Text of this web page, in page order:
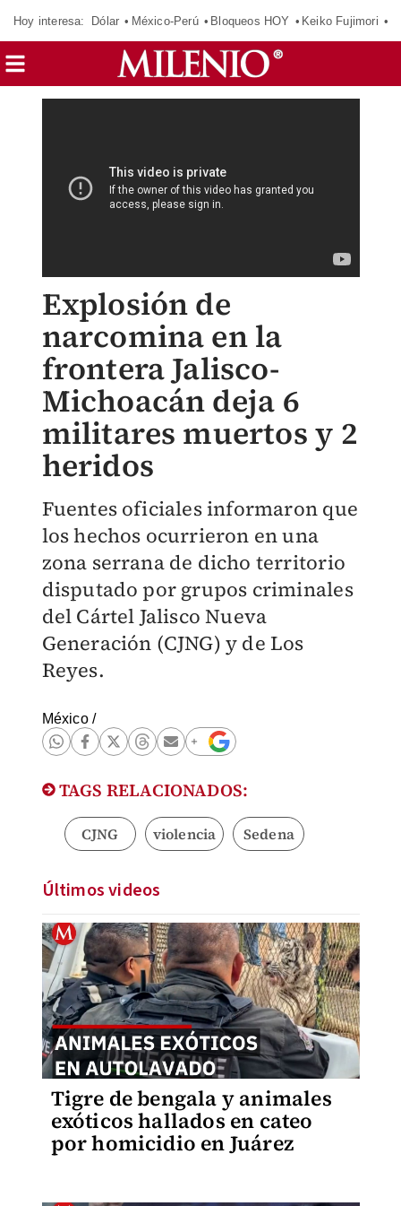
Hoy interesa: Dólar México-Perú Bloqueos HOY Keiko Fujimori
Explosión de
narcomina en la
frontera Jalisco-
Michoacán deja 6
militares muertos y 2
heridos
Fuentes oficiales informaron que
los hechos ocurrieron en una
zona serrana de dicho territorio
disputado por grupos criminales
del Cártel Jalisco Nueva
Generación (CJNG) y de Los
Reyes.
México/
TAGS RELACIONADOS:
CJNG violencia Sedena
Últimos videos
Tigre de bengala y animales
exóticos hallados en cateo
por homicidio en Juárez